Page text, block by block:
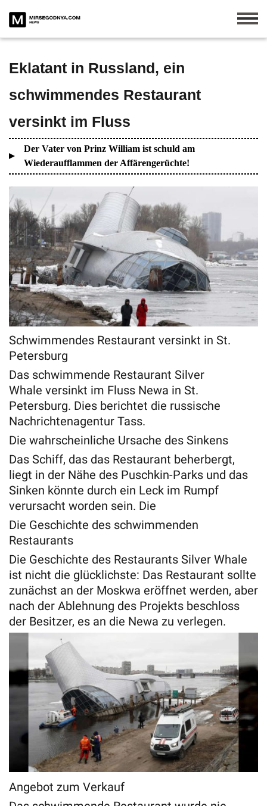
Eklatant in Russland, ein
schwimmendes Restaurant
versinkt im Fluss
Der Vater von Prinz William ist schuld am
Wiederaufflammen der Affärengerüchte!
Schwimmendes Restaurant versinkt in St.
Petersburg
Das schwimmende Restaurant Silver
Whale versinkt im Fluss Newa in St.
Petersburg. Dies berichtet die russische
Nachrichtenagentur Tass.
Die wahrscheinliche Ursache des Sinkens
Das Schiff, das das Restaurant beherbergt,
liegt in der Nähe des Puschkin-Parks und das
Sinken könnte durch ein Leck im Rumpf
verursacht worden sein. Die
Die Geschichte des schwimmenden
Restaurants
Die Geschichte des Restaurants Silver Whale
ist nicht die glücklichste: Das Restaurant sollte
zunächst an der Moskwa eröffnet werden, aber
nach der Ablehnung des Projekts beschloss
der Besitzer, es an die Newa zu verlegen.
Angebot zum Verkauf